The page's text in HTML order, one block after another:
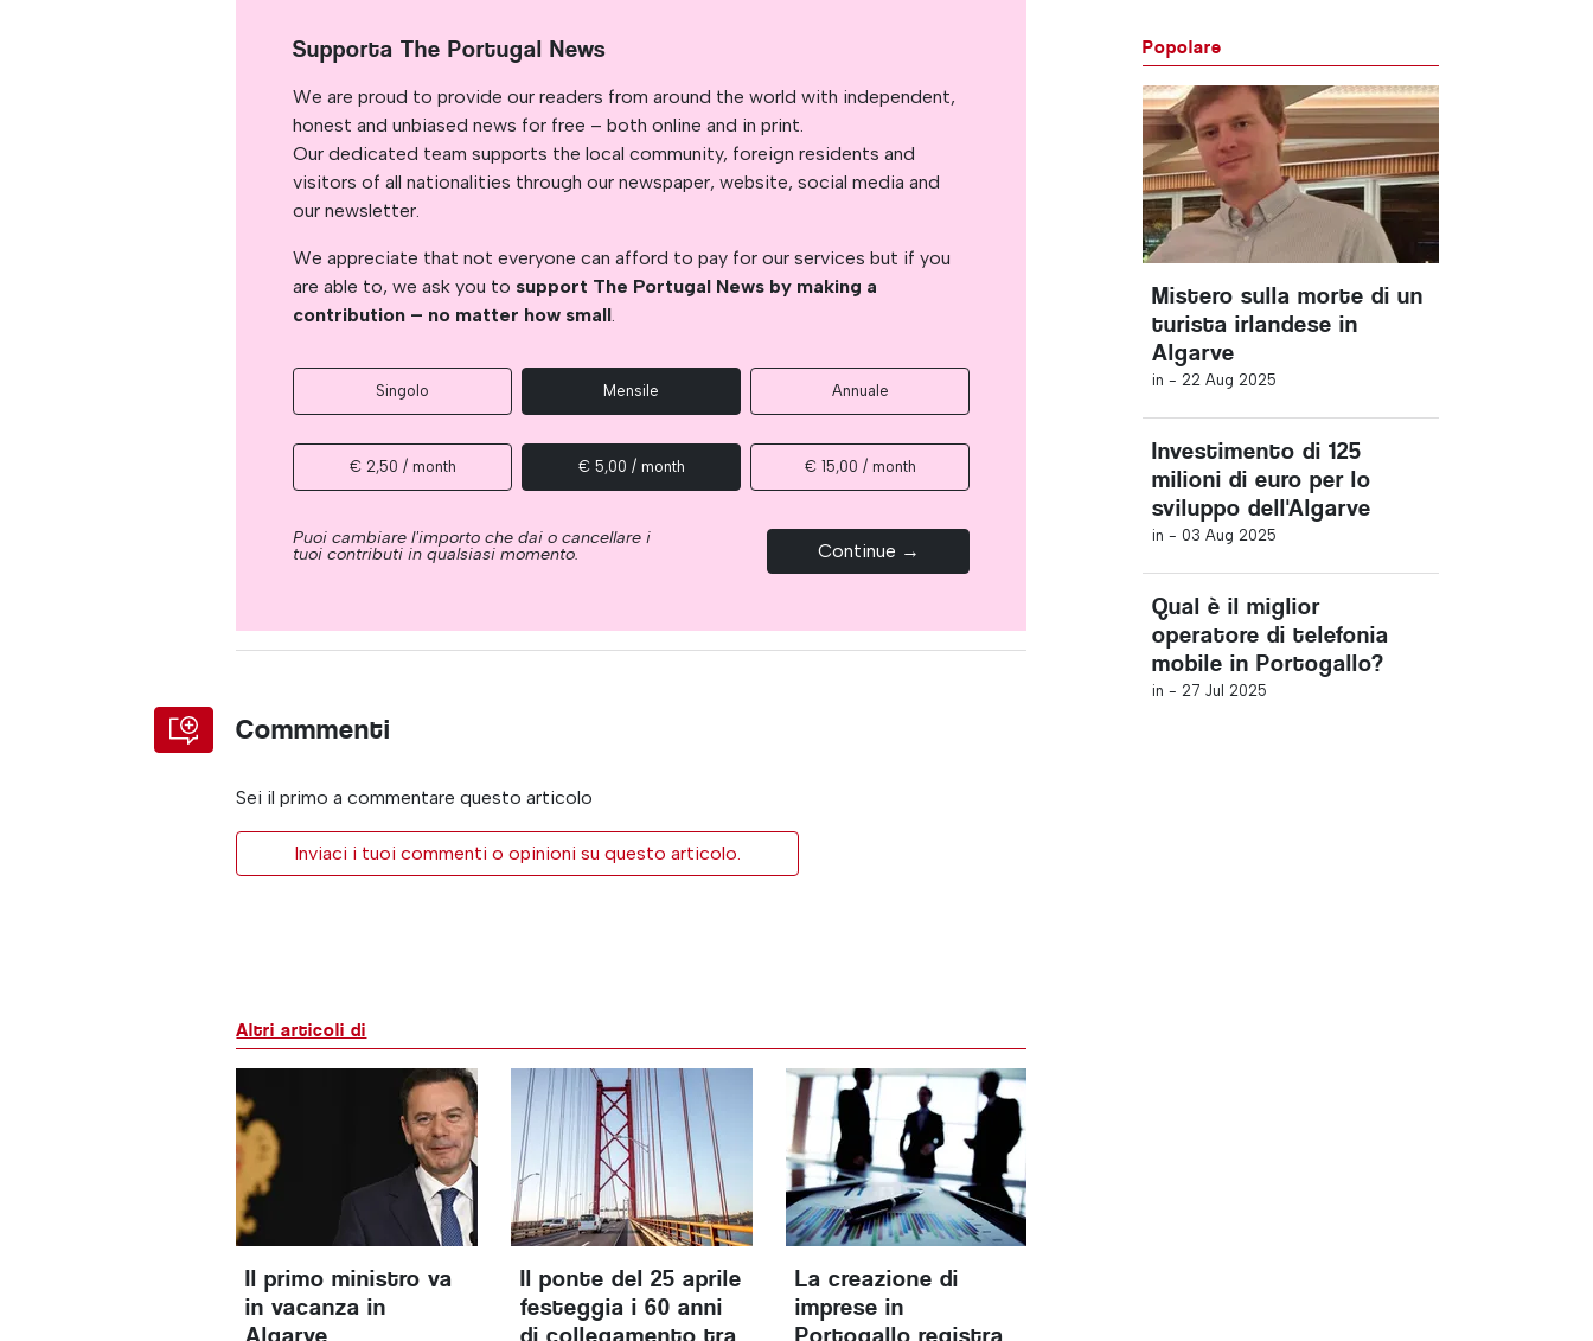
Supporta The Portugal News
We are proud to provide our readers from around the world with independent,
honest and unbiased news for free – both online and in print.
Our dedicated team supports the local community, foreign residents and
visitors of all nationalities through our newspaper, website, social media and
our newsletter.
We appreciate that not everyone can afford to pay for our services but if you
are able to, we ask you to support The Portugal News by making a
contribution – no matter how small.
Singolo Mensile Annuale
€ 2,50 / month € 5,00 / month € 15,00 / month
Puoi cambiare l'importo che dai o cancellare i
tuoi contributi in qualsiasi momento. Continue →
Commmenti
Sei il primo a commentare questo articolo
Inviaci i tuoi commenti o opinioni su questo articolo.
Popolare
Mistero sulla morte di un
turista irlandese in
Algarve
in - 22 Aug 2025
Investimento di 125
milioni di euro per lo
sviluppo dell'Algarve
in - 03 Aug 2025
Qual è il miglior
operatore di telefonia
mobile in Portogallo?
in - 27 Jul 2025
Altri articoli di
Il primo ministro va
in vacanza in
Il ponte del 25 aprile
festeggia i 60 anni
La creazione di
imprese in